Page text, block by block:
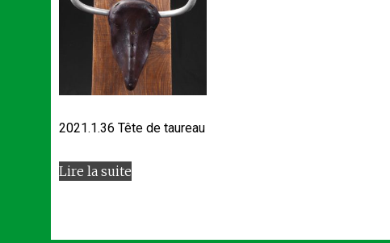
2021.1.36 Tête de taureau
Lire la suite